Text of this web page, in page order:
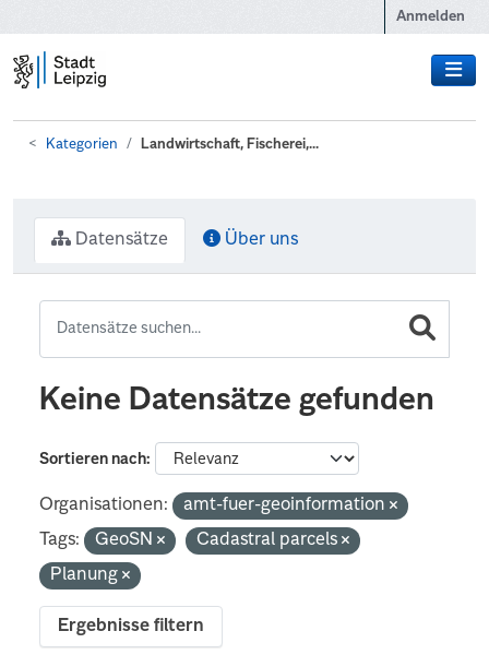
Anmelden
Kategorien Landwirtschaft, Fischerei,...
Datensätze Über uns
Keine Datensätze gefunden
Sortieren nach
Organisationen:
amt-fuer-geoinformation
Tags:
GeoSN
Cadastral parcels
Planung
Ergebnisse filtern